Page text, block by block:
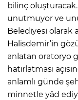
bilinç
unutmuyor ve
Belediyesi olarak
Halisdemir’in
anlatan oratoryo
hatırlatması
anlamlı günde
minnetle yâd